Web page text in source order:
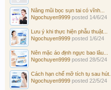
Nâng mũi bọc sụn tai có vĩnh...
Ngochuyen9999 posted 14/6/24
Lưu ý khi thực hiện phẫu thuật...
Ngochuyen9999 posted 1/6/24
Nên mặc áo định ngực bao lâu...
Ngochuyen9999 posted 28/5/24
Cách hạn chế mỡ tích tụ sau hút...
Ngochuyen9999 posted 22/5/24